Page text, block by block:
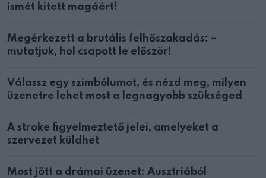
ismét kitett magáért!
Megérkezett a brutális felhőszakadás: –
mutatjuk, hol csapott le először!
Válassz egy szimbólumot, és nézd meg, milyen
üzenetre lehet most a legnagyobb szükséged
A stroke figyelmeztető jelei, amelyeket a
szervezet küldhet
Most jött a drámai üzenet: Ausztriából